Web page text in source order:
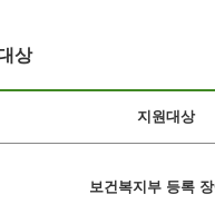
상
지원대상
보건복지부 등록